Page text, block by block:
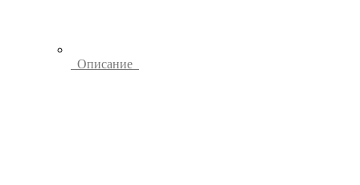
Описание